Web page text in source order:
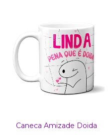
Caneca Amizade Doida